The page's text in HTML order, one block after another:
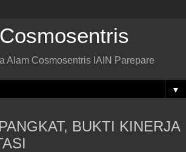
Alam Cosmosentris IAIN Parepare
▼
BUKTI KINERJA